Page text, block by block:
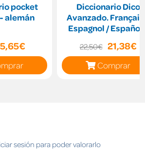
pocket
alemán
5,65€
Diccionario Dico
Avanzado. Français -
Espagnol / Español -
22,50€ 21,38€
Comprar
sesión para poder valorarlo